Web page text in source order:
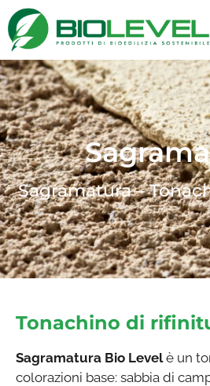
Sagramatura –
Tonachino di
Sagramatura Bio Levelè un
colorazioni base: sabbia di